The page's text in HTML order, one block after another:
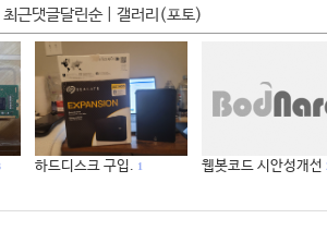
최근댓글달린순| 갤러리(포토)
하드디스크 구입. 1 웹봇코드 시안성개선